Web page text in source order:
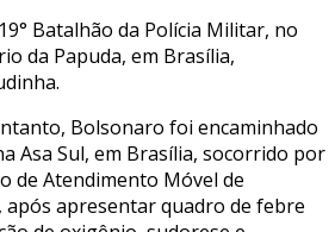
Batalhão da Polícia Militar, no
da Papuda, em Brasília,
Bolsonaro foi encaminhado
Asa Sul, em Brasília, socorrido por
de Atendimento Móvel de
após apresentar quadro de febre